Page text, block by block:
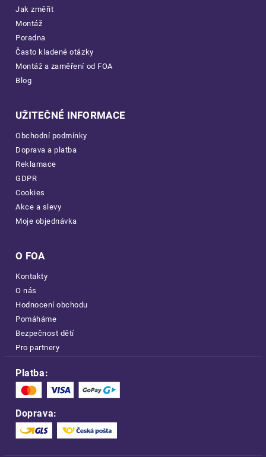
Jak změřit
Montáž
Poradna
Často kladené otázky
Montáž a zaměření od FOA
Blog
UŽITEČNÉ INFORMACE
Obchodní podmínky
Doprava a platba
Reklamace
GDPR
Cookies
Akce a slevy
Moje objednávka
O FOA
Kontakty
O nás
Hodnocení obchodu
Pomáháme
Bezpečnost dětí
Pro partnery
Platba:
Doprava: